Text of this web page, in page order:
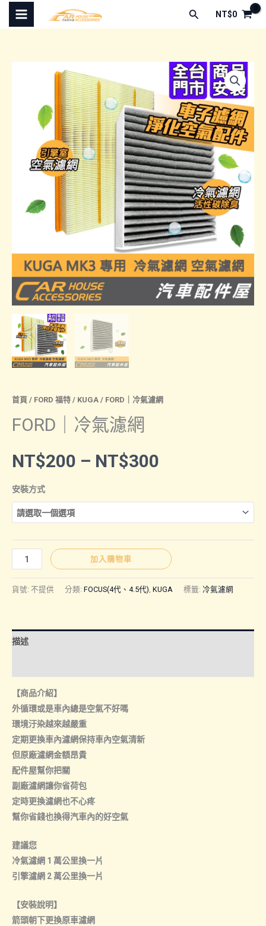
搜
尋
NT$0
首頁 / FORD 福特 / KUGA / FORD｜冷氣濾網
FORD｜冷氣濾網
NT$200 – NT$300
範
圍：
NT$200
到
安裝方式
FORD
｜
冷
網
數
加入購物車
貨號: 不提供 分類: FOCUS(4代、4.5代) KUGA 標籤: 冷氣濾網
描述
【商品介紹】
外循環或是車內總是空氣不好嗎
環境汙染越來越嚴重
定期更換車內濾網保持車內空氣清新
但原廠濾網金額昂貴
配件屋幫你把關
副廠濾網讓你省荷包
定時更換濾網也不心疼
幫你省錢也換得汽車內的好空氣
建議您
冷氣濾網 1 萬公里換一片
引擎濾網 2 萬公里換一片
【安裝說明】
箭頭朝下更換原車濾網